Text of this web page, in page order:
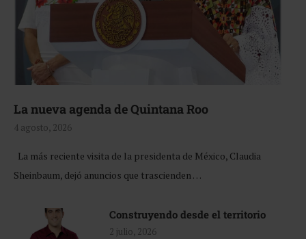
La nueva agenda de Quintana Roo
4 agosto, 2026
La más reciente visita de la presidenta de México, Claudia
Sheinbaum, dejó anuncios que trascienden …
Construyendo desde el territorio
2 julio, 2026